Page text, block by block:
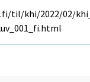
til/khi/2022/02/